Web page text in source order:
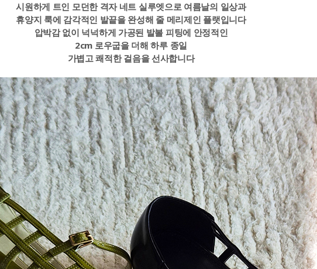
시원하게 트인 모던한 격자 네트 실루엣으로 여름날의 일상과
휴양지 룩에 감각적인 발끝을 완성해 줄 메리제인 플랫입니다
압박감 없이 넉넉하게 가공된 발볼 피팅에 안정적인
2cm 로우굽을 더해 하루 종일
가볍고 쾌적한 걸음을 선사합니다